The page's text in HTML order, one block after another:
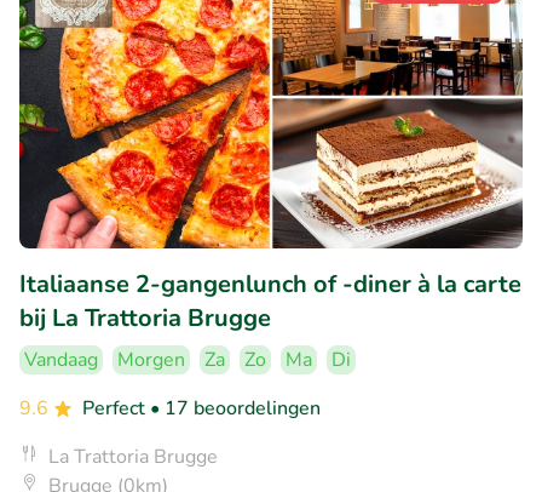
Italiaanse 2-gangenlunch of -diner à la carte
bij La Trattoria Brugge
Vandaag Morgen Za Zo Ma
Di
9.6
Perfect • 17 beoordelingen
La Trattoria Brugge
Brugge (0km)